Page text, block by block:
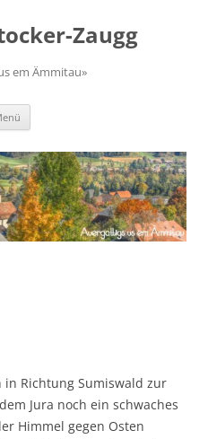
Zaugg
em Ämmitau»
in Richtung Sumiswald zur
Jura noch ein schwaches
Himmel gegen Osten